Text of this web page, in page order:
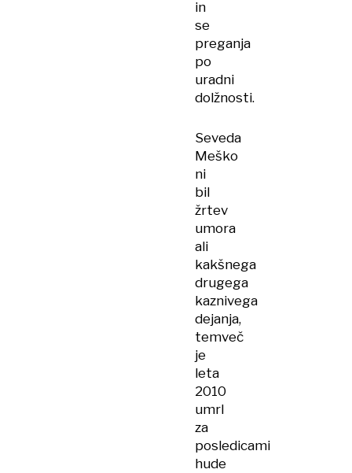
in
se
preganja
po
uradni
dolžnosti.
Seveda
Meško
ni
bil
žrtev
umora
ali
kakšnega
drugega
kaznivega
dejanja,
temveč
je
leta
2010
umrl
za
posledicami
hude